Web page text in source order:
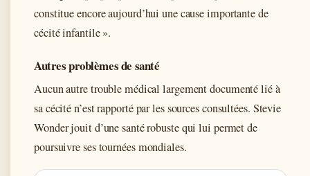
constitue encore aujourd’hui une cause importante de
cécité infantile ».
Autres problèmes de santé
Aucun autre trouble médical largement documenté lié à
sa cécité n’est rapporté par les sources consultées. Stevie
Wonder jouit d’une santé robuste qui lui permet de
poursuivre ses tournées mondiales.